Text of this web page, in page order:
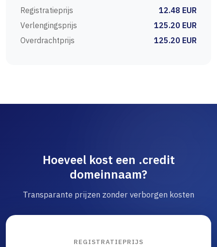
Registratieprijs
12.48 EUR
Verlengingsprijs
125.20 EUR
Overdrachtprijs
125.20 EUR
Hoeveel kost een .credit
domeinnaam?
Transparante prijzen zonder verborgen kosten
REGISTRATIEPRIJS